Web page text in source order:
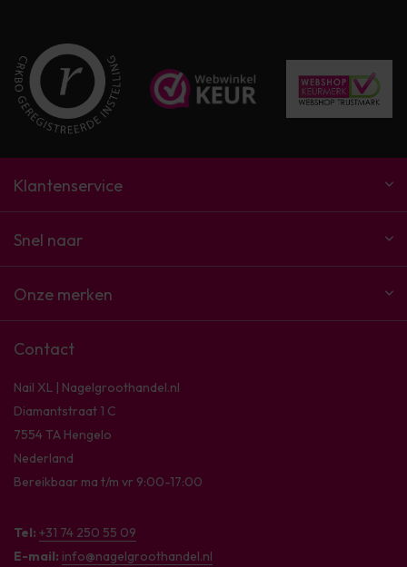
Klantenservice
Snel naar
Onze merken
Contact
Nail XL | Nagelgroothandel.nl
Diamantstraat 1 C
7554 TA Hengelo
Nederland
Bereikbaar ma t/m vr 9:00-17:00
Tel: +31 74 250 55 09
E-mail: info@nagelgroothandel.nl